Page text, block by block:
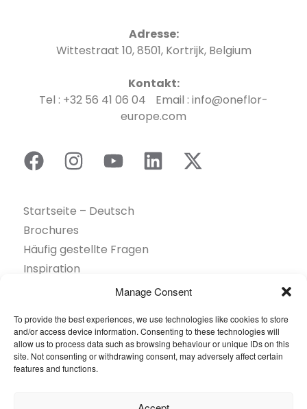
Manage Consent
To provide the best experiences, we use technologies like cookies to store
and/or access device information. Consenting to these technologies will
allow us to process data such as browsing behaviour or unique IDs on this
site. Not consenting or withdrawing consent, may adversely affect certain
features and functions.
Adresse:
Wittestraat 10, 8501, Kortrijk, Belgium
Kontakt:
Tel : +32 56 41 06 04 Email : info@oneflor-
europe.com
Startseite – Deutsch
Brochures
Häufig gestellte Fragen
Inspiration
Nachhaltigkeit
Unsere Projekte
Sektoren